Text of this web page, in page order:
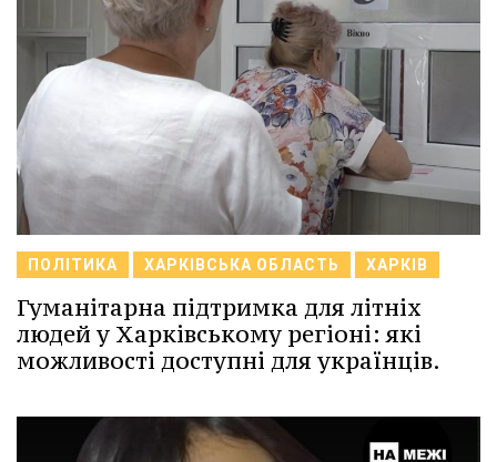
ПОЛІТИКА ХАРКІВСЬКА ОБЛАСТЬ ХАРКІВ
Гуманітарна підтримка для літніх
людей у Харківському регіоні: які
можливості доступні для українців.